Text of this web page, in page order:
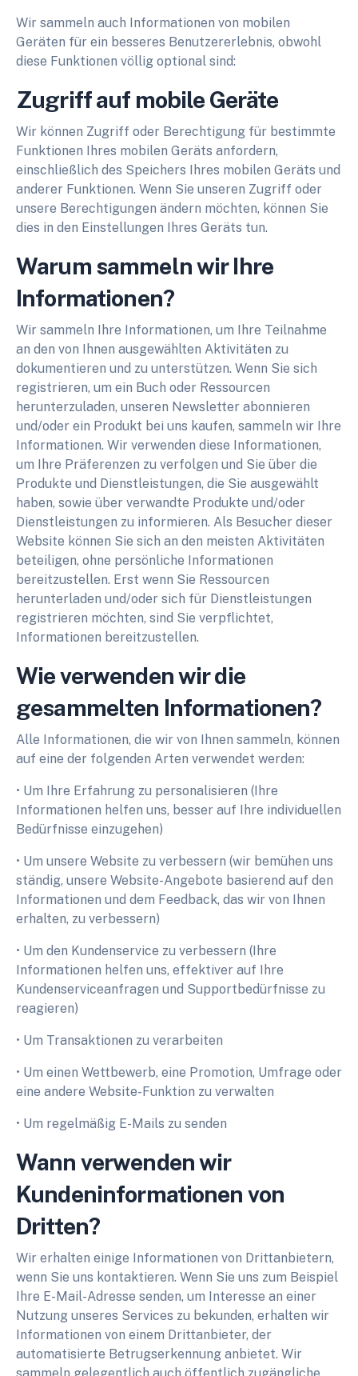
Wir sammeln auch Informationen von mobilen
Geräten für ein besseres Benutzererlebnis, obwohl
diese Funktionen völlig optional sind:
Zugriff auf mobile Geräte
Wir können Zugriff oder Berechtigung für bestimmte
Funktionen Ihres mobilen Geräts anfordern,
einschließlich des Speichers Ihres mobilen Geräts und
anderer Funktionen. Wenn Sie unseren Zugriff oder
unsere Berechtigungen ändern möchten, können Sie
dies in den Einstellungen Ihres Geräts tun.
Warum sammeln wir Ihre
Informationen?
Wir sammeln Ihre Informationen, um Ihre Teilnahme
an den von Ihnen ausgewählten Aktivitäten zu
dokumentieren und zu unterstützen. Wenn Sie sich
registrieren, um ein Buch oder Ressourcen
herunterzuladen, unseren Newsletter abonnieren
und/oder ein Produkt bei uns kaufen, sammeln wir Ihre
Informationen. Wir verwenden diese Informationen,
um Ihre Präferenzen zu verfolgen und Sie über die
Produkte und Dienstleistungen, die Sie ausgewählt
haben, sowie über verwandte Produkte und/oder
Dienstleistungen zu informieren. Als Besucher dieser
Website können Sie sich an den meisten Aktivitäten
beteiligen, ohne persönliche Informationen
bereitzustellen. Erst wenn Sie Ressourcen
herunterladen und/oder sich für Dienstleistungen
registrieren möchten, sind Sie verpflichtet,
Informationen bereitzustellen.
Wie verwenden wir die
gesammelten Informationen?
Alle Informationen, die wir von Ihnen sammeln, können
auf eine der folgenden Arten verwendet werden:
• Um Ihre Erfahrung zu personalisieren (Ihre
Informationen helfen uns, besser auf Ihre individuellen
Bedürfnisse einzugehen)
• Um unsere Website zu verbessern (wir bemühen uns
ständig, unsere Website-Angebote basierend auf den
Informationen und dem Feedback, das wir von Ihnen
erhalten, zu verbessern)
• Um den Kundenservice zu verbessern (Ihre
Informationen helfen uns, effektiver auf Ihre
Kundenserviceanfragen und Supportbedürfnisse zu
reagieren)
• Um Transaktionen zu verarbeiten
• Um einen Wettbewerb, eine Promotion, Umfrage oder
eine andere Website-Funktion zu verwalten
• Um regelmäßig E-Mails zu senden
Wann verwenden wir
Kundeninformationen von
Dritten?
Wir erhalten einige Informationen von Drittanbietern,
wenn Sie uns kontaktieren. Wenn Sie uns zum Beispiel
Ihre E-Mail-Adresse senden, um Interesse an einer
Nutzung unseres Services zu bekunden, erhalten wir
Informationen von einem Drittanbieter, der
automatisierte Betrugserkennung anbietet. Wir